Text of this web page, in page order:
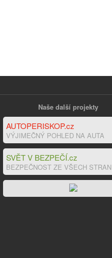
Naše další projekty
AUTOPERISKOP.cz
VÝJIMEČNÝ POHLED NA AUTA
SVĚT V BEZPEČÍ.cz
BEZPEČNOST ZE VŠECH STRAN